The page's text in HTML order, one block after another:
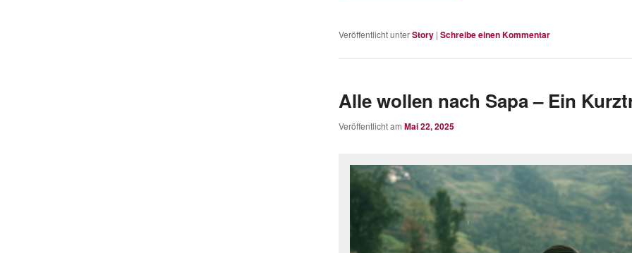
Veröffentlicht unterStory | Schreibe einen Kommentar
Alle wollen nach Sapa – Ein
Veröffentlicht am Mai 22, 2025